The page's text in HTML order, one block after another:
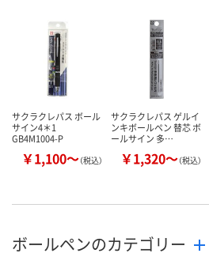
サクラクレパス ボール
サイン4＊1
GB4M1004-P
￥1,100～（税込）
サクラクレパス ゲルイ
ンキボールペン 替芯 ボ
ールサイン 多…
￥1,320～（税込）
ボールペンのカテゴリー